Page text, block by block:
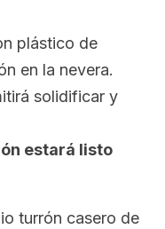
plástico de
en la nevera.
solidificar y
estará listo
turrón casero de